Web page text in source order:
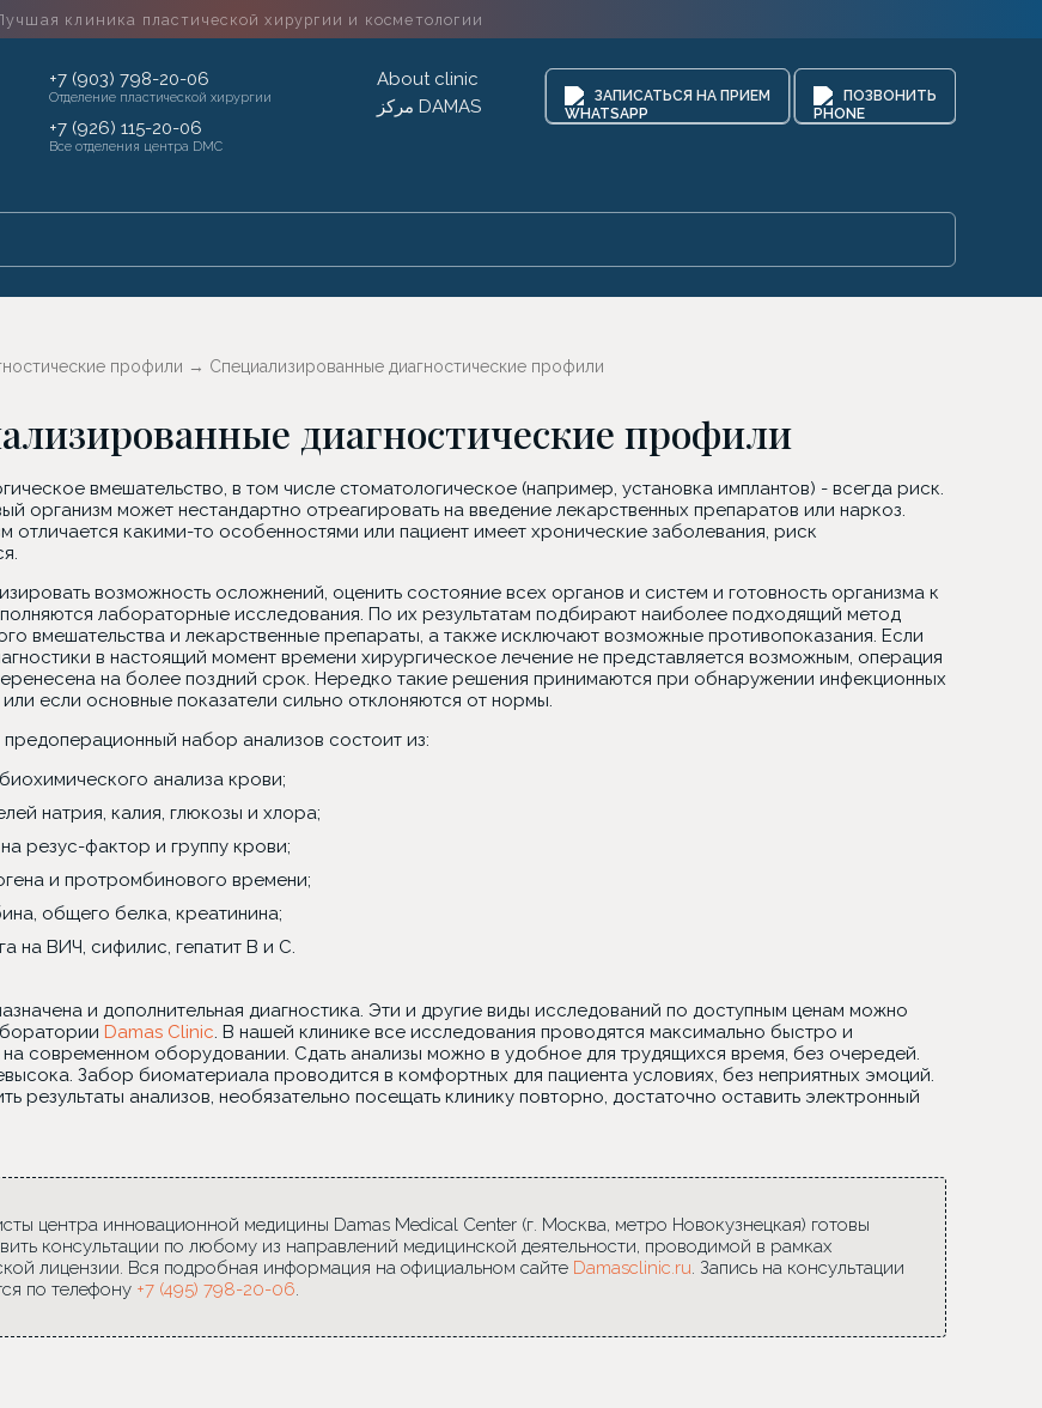
клиника пластической хирургии и косметологии
+7 (903) 798-20-06
Отделение пластической хирургии
+7 (926) 115-20-06
Все отделения центра DMC
About clinic
مركز DAMAS
ЗАПИСАТЬСЯ НА ПРИЕМ ПОЗВОНИТЬ
профили → Специализированные диагностические профили
диагностические профили
вмешательство, в том числе стоматологическое (например, установка имплантов) - всегда риск.
организм может нестандартно отреагировать на введение лекарственных препаратов или наркоз.
отличается какими-то особенностями или пациент имеет хронические заболевания, риск
возможность осложнений, оценить состояние всех органов и систем и готовность организма к
лабораторные исследования. По их результатам подбирают наиболее подходящий метод
вмешательства и лекарственные препараты, а также исключают возможные противопоказания. Если
в настоящий момент времени хирургическое лечение не представляется возможным, операция
на более поздний срок. Нередко такие решения принимаются при обнаружении инфекционных
если основные показатели сильно отклоняются от нормы.
набор анализов состоит из:
анализа крови;
натрия, калия, глюкозы и хлора;
резус-фактор и группу крови;
и протромбинового времени;
общего белка, креатинина;
на ВИЧ, сифилис, гепатит В и С.
и дополнительная диагностика. Эти и другие виды исследований по доступным ценам можно
Damas Clinic. В нашей клинике все исследования проводятся максимально быстро и
на современном оборудовании. Сдать анализы можно в удобное для трудящихся время, без очередей.
Забор биоматериала проводится в комфортных для пациента условиях, без неприятных эмоций.
результаты анализов, необязательно посещать клинику повторно, достаточно оставить электронный
центра инновационной медицины Damas Medical Center (г. Москва, метро Новокузнецкая) готовы
консультации по любому из направлений медицинской деятельности, проводимой в рамках
лицензии. Вся подробная информация на официальном сайте Damasclinic.ru. Запись на консультации
по телефону +7 (495) 798-20-06.